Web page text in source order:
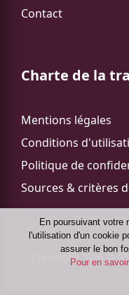
Contact
Charte de la
Mentions légales
Conditions
Politique de
Sources & critères
Copyright 2026 ©
En poursuivant votre
lʹutilisation dʹun cookie
assurer le bon
Pour en